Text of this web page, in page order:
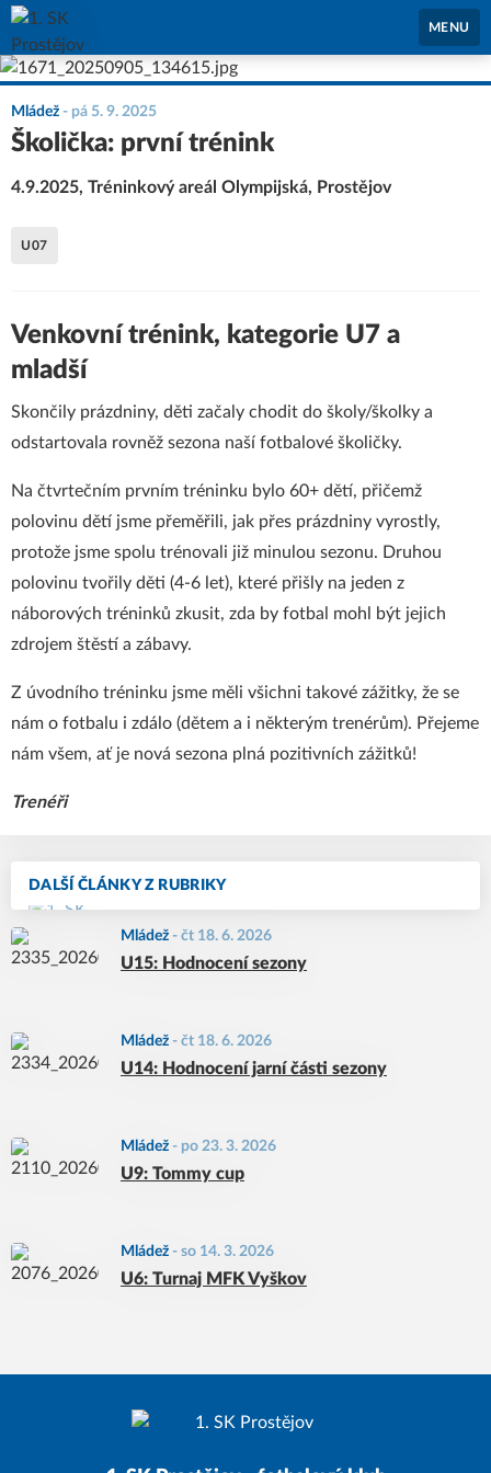
1. SK Prostějov
MENU
DALŠÍ ČLÁNKY Z RUBRIKY
Mládež - čt 18. 6. 2026
U15: Hodnocení sezony
Mládež - čt 18. 6. 2026
U14: Hodnocení jarní části sezony
Mládež - po 23. 3. 2026
U9: Tommy cup
Mládež - so 14. 3. 2026
U6: Turnaj MFK Vyškov
Mládež - pá 5. 9. 2025
Školička: první trénink
4.9.2025, Tréninkový areál Olympijská, Prostějov
U07
Venkovní trénink, kategorie U7 a
mladší
Skončily prázdniny, děti začaly chodit do školy/školky a
odstartovala rovněž sezona naší fotbalové školičky.
Na čtvrtečním prvním tréninku bylo 60+ dětí, přičemž
polovinu dětí jsme přeměřili, jak přes prázdniny vyrostly,
protože jsme spolu trénovali již minulou sezonu. Druhou
polovinu tvořily děti (4-6 let), které přišly na jeden z
náborových tréninků zkusit, zda by fotbal mohl být jejich
zdrojem štěstí a zábavy.
Z úvodního tréninku jsme měli všichni takové zážitky, že se
nám o fotbalu i zdálo (dětem a i některým trenérům). Přejeme
nám všem, ať je nová sezona plná pozitivních zážitků!
Trenéři